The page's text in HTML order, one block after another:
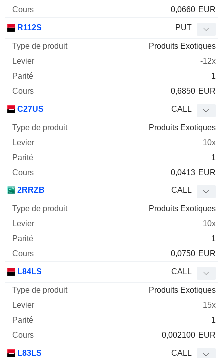
0,0660 EUR
R112S PUT
Produits Exotiques
-12x
1
0,6850 EUR
C27US CALL
Produits Exotiques
10x
1
0,0413 EUR
2RRZB CALL
Produits Exotiques
10x
1
0,0750 EUR
L84LS CALL
Produits Exotiques
15x
1
0,002100 EUR
L83LS CALL